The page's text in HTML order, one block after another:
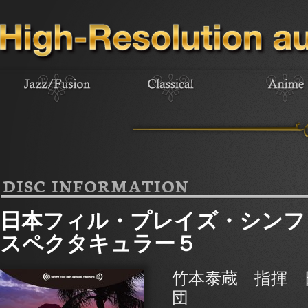
DISC INFORMATION
日本フィル・プレイズ・シン
スペクタキュラー５
竹本泰蔵 指揮
団